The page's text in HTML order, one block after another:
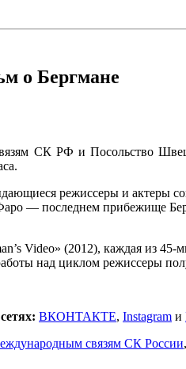
о Бергмане
СК РФ и Посольство
режиссеры и актеры
— последнем прибежище
Video» (2012), каждая из
над циклом режиссеры
ВКОНТАКТЕ, Instagram и
связям СК России,